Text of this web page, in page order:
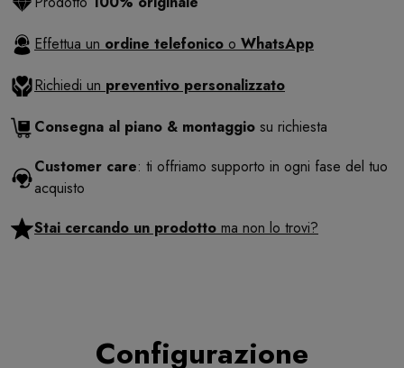
Effettua un ordine telefonico o WhatsApp
Richiedi un preventivo personalizzato
Consegna al piano & montaggio su richiesta
Customer care: ti offriamo supporto in ogni fase del tuo
acquisto
Stai cercando un prodotto ma non lo trovi?
Configurazione